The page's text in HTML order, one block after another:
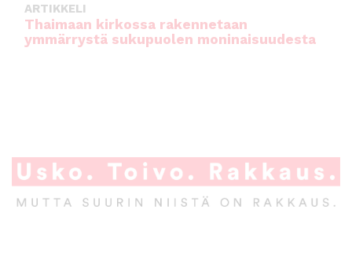
ARTIKKELI
Thaimaan kirkossa rakennetaan
ymmärrystä sukupuolen moninaisuudesta